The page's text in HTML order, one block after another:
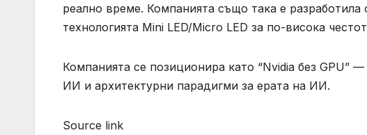
реално време. Компанията също така е
технологията Mini LED/Micro LED за по-висока
Компанията се позиционира като “Nvidia без GPU”
ИИ и архитектурни парадигми за ерата на ИИ.
Source link